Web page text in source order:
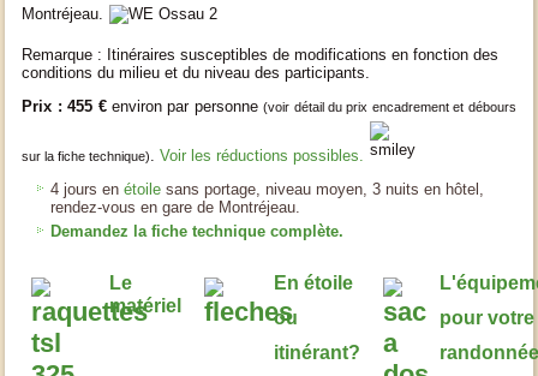
Montréjeau.
Remarque : Itinéraires susceptibles de modifications en fonction des
conditions du milieu et du niveau des participants.
Prix : 455 €environ par personne(voir détail du prix encadrement et débours
sur la fiche technique).Voir les réductions possibles.
4 jours enétoile sans portage, niveau moyen, 3 nuits en hôtel,
rendez-vous en gare de Montréjeau.
Demandez la fiche technique complète.
Le
matériel
En étoile
ou
itinérant?
pour votre